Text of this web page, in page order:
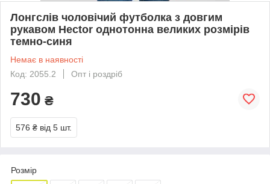
Лонгслів чоловічий футболка з довгим
рукавом Hector однотонна великих розмірів
темно-синя
Немає в наявності
Код: 2055.2
Опт і роздріб
730 ₴
576 ₴ від 5 шт.
Розмір